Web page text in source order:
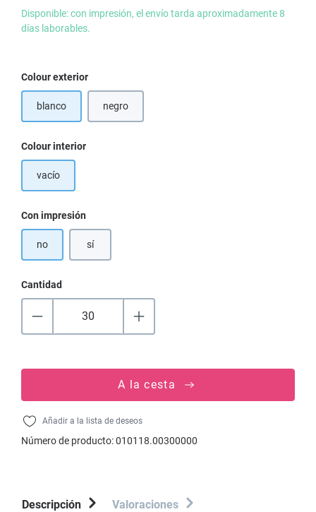
Disponible: con impresión, el envío tarda aproximadamente 8
días laborables.
Seleccione
Colour exterior
blanco negro
Seleccione
Colour interior
vacío
Seleccione
Con impresión
no sí
Cantidad
A la cesta
Añadir a la lista de deseos
Número de producto:010118.00300000
Descripción Valoraciones